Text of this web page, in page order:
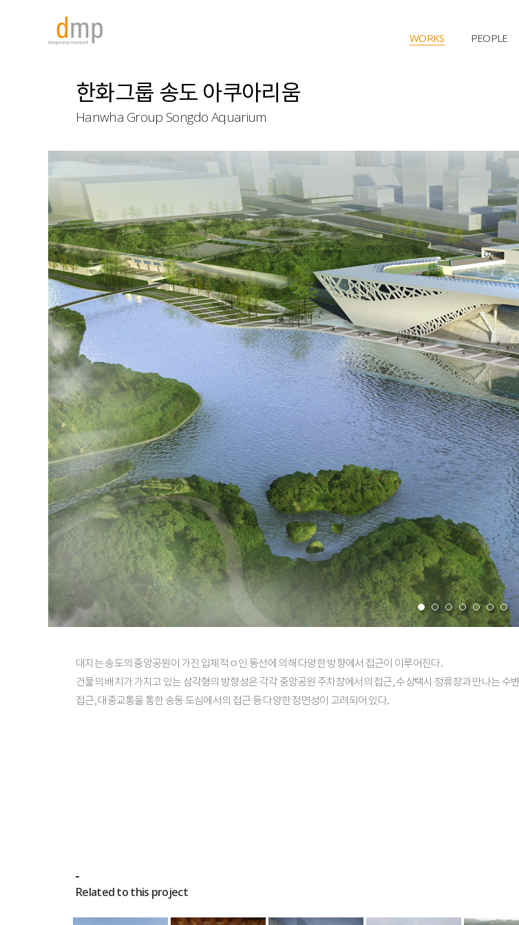
WORKS PEOPLE
한화그룹 송도 아쿠아리움
Hanwha Group Songdo Aquarium
대지는송도의 중앙공원이 가진 입체적ㅇ인 동선에 의해 다양한방향에서 접근이 이루어진다.
건물의 배치가가지고 있는 삼각형의 방향성은각각 중앙공원 주차장에서의 접근,수상택시 정류장과만나는 수변
접근,대중교통을 통한 송동 도심에서의 접근 등다양한정면성이 고려되어 있다.
Related to this project